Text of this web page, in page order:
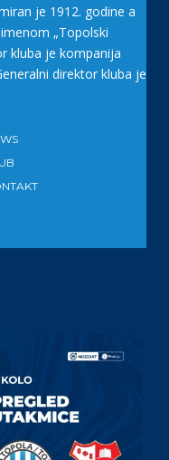
je 1912. godine a
„Topolski
kluba je kompanija
direktor kluba je